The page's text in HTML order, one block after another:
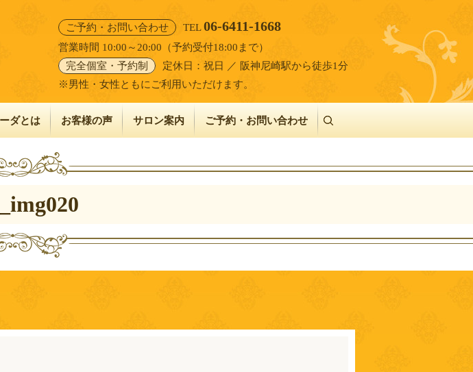
ご予約・お問い合わせ TEL06-6411-1668
営業時間 10:00～20:00（予約受付18:00まで）
完全個室・予約制
定休日：祝日 ／ 阪神尼崎駅から徒歩1分
※男性・女性ともにご利用いただけます。
ダとは お客様の声 サロン案内 ご予約・お問い合わせ search